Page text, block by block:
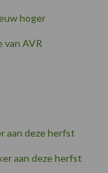
hoger
AVR
aan deze herfst
aan deze herfst